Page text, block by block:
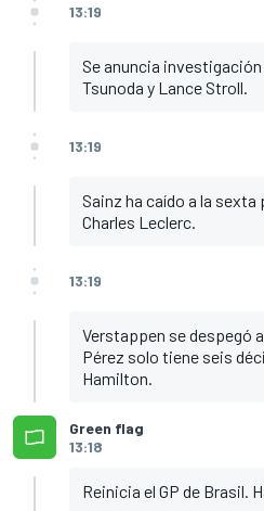
13:19
Se anuncia
Tsunoda y Lance Stroll.
13:19
Sainz ha caído a la
Charles Leclerc.
13:19
Verstappen se despegó
Pérez solo tiene seis
Hamilton.
Green flag
13:18
Reinicia el GP de Brasil.